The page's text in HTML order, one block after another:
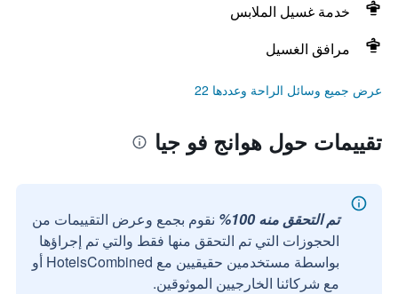
خدمة غسيل الملابس
مرافق الغسيل
عرض جميع وسائل الراحة وعددها 22
تقييمات حول هوانج فو جيا
تم التحقق منه 100%
نقوم بجمع وعرض التقييمات من
الحجوزات التي تم التحقق منها فقط والتي تم إجراؤها
بواسطة مستخدمين حقيقيين مع HotelsCombined أو
مع شركائنا الخارجيين الموثوقين.